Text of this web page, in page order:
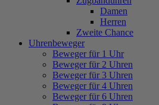
Damen
Herren
Zweite Chance
Uhrenbeweger
Beweger für 1 Uhr
Beweger für 2 Uhren
Beweger für 3 Uhren
Beweger für 4 Uhren
Beweger für 6 Uhren